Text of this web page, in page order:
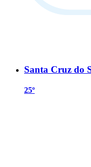
Santa Cruz do
25º